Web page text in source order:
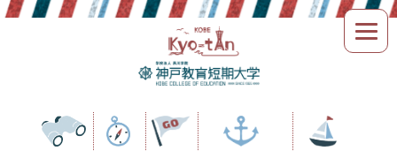
Skip
to